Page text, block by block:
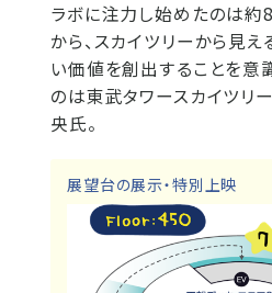
ラボに注力し始めたのは約
から、スカイツリーから見え
い価値を創出することを意
のは東武タワースカイツリ
央氏。
展望台の展示・特別上映